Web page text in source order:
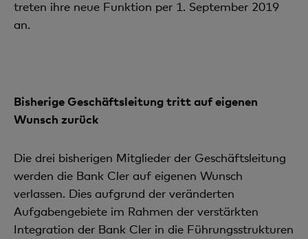
treten ihre neue Funktion per 1. September 2019
an.
Bisherige Geschäftsleitung tritt auf eigenen
Wunsch zurück
Die drei bisherigen Mitglieder der Geschäftsleitung
werden die Bank Cler auf eigenen Wunsch
verlassen. Dies aufgrund der veränderten
Aufgabengebiete im Rahmen der verstärkten
Integration der Bank Cler in die Führungsstrukturen